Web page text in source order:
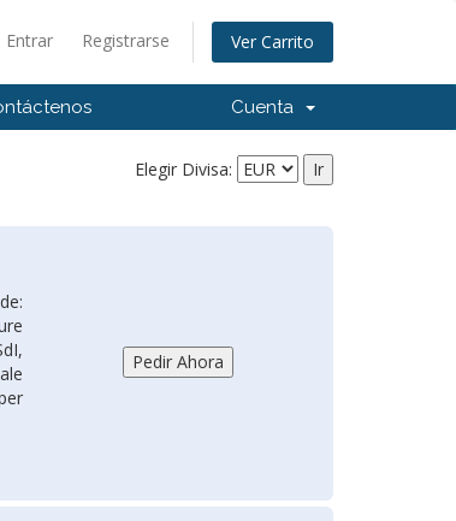
Entrar Registrarse Ver Carrito
Cuenta
Elegir Divisa: